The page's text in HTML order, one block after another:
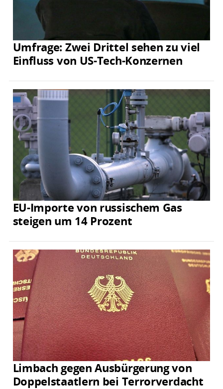
Umfrage: Zwei Drittel sehen zu viel
Einfluss von US-Tech-Konzernen
EU-Importe von russischem Gas
steigen um 14 Prozent
Limbach gegen Ausbürgerung von
Doppelstaatlern bei Terrorverdacht